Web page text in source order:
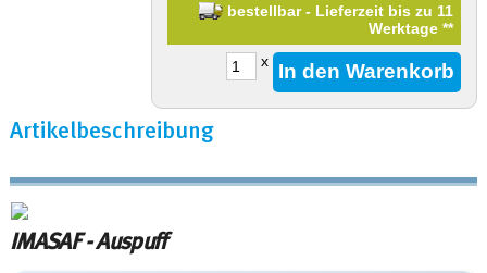
bestellbar - Lieferzeit bis zu 11
Werktage**
x
Artikelbeschreibung
IMASAF - Auspuff